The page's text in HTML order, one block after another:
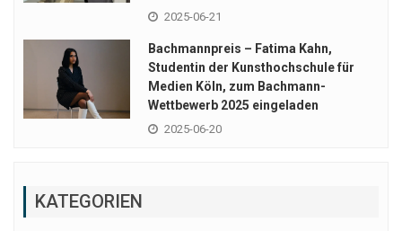
2025-06-21
Bachmannpreis – Fatima Kahn,
Studentin der Kunsthochschule für
Medien Köln, zum Bachmann-
Wettbewerb 2025 eingeladen
2025-06-20
KATEGORIEN